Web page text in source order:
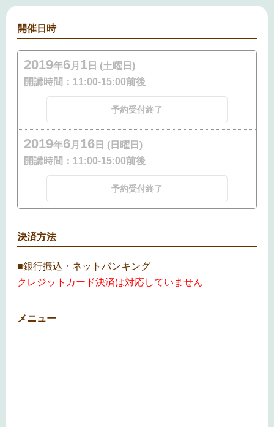
開催日時
2019年6月 1 日 (土曜日)
開講時間： 11:00-15:00前後
予約受付終了
2019年6月 16 日 (日曜日)
開講時間： 11:00-15:00前後
予約受付終了
決済方法
■銀行振込・ネットバンキング
クレジットカード決済は対応していません
メニュー